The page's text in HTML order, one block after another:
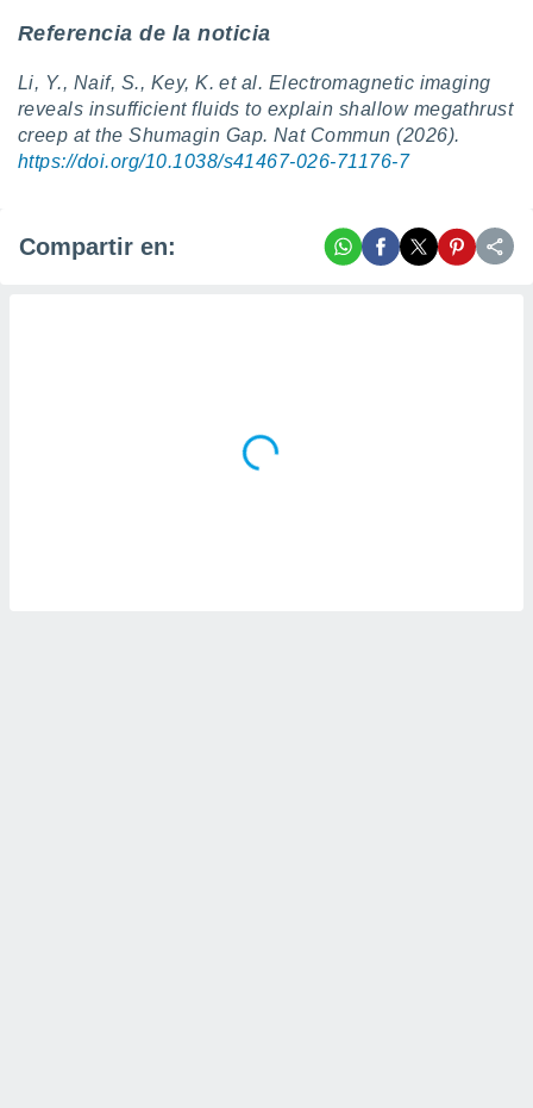
Referencia de la noticia
Li, Y., Naif, S., Key, K. et al. Electromagnetic imaging
reveals insufficient fluids to explain shallow megathrust
creep at the Shumagin Gap. Nat Commun (2026).
https://doi.org/10.1038/s41467-026-71176-7
Compartir en: